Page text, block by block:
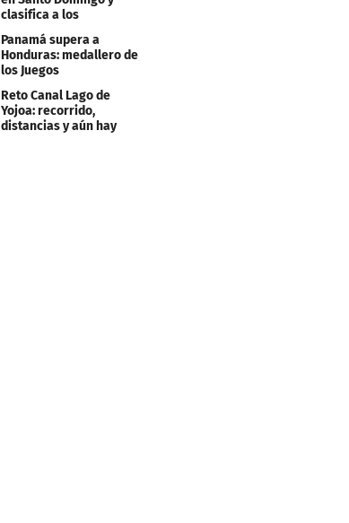
clasifica a los
Panamericanos de Lima
2027
Panamá supera a
Honduras: medallero de
los Juegos
Centroamericanos
Reto Canal Lago de
Yojoa: recorrido,
distancias y aún hay